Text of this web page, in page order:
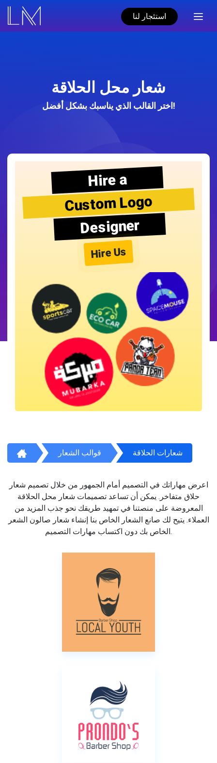
استئجار لنا
شعار محل الحلاقة
اختر القالب الذي يناسبك بشكل أفضل!
Hire a
Custom Logo
Designer
Hire Us
قوالب الشعار شعارات الحلاقة
اعرض مهاراتك في التصميم أمام الجمهور من خلال تصميم شعار
حلاق متفاخر. يمكن أن تساعد تصميمات شعار محل الحلاقة
المعروضة على منصتنا في تمهيد طريقك نحو جذب المزيد من
العملاء. يتيح لك صانع الشعار الخاص بنا إنشاء شعار صالون الشعر
الخاص بك دون اكتساب مهارات التصميم.